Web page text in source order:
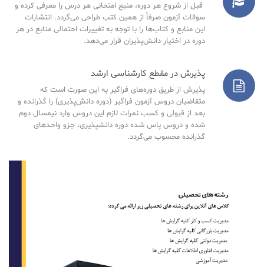
قبل از شروع هر دوره، منبع امتحانی هر درس را معرفی کرده و
سوالات آزمون صرفاً از همین کتب طراحی می‌گردد. انتشارات
این منابع و کتاب‌ها را با توجه به تغییرات احتمالی منابع در هر
دوره در اختیار دانش‌پذیران قرار می‌دهد.
پذیرش در مقطع کارشناسی ارشد
پذیرش از طریق دوره‌های فراگیر به این صورت است که
متقاضیان دروس آزمون فراگیر (دوره دانش‌پذیری) را گذرانده و
بعد از قبولی و کسب نمرات لازم این دروس وارد نیمسال دوم
شده و دروس پاس شده دوره دانشپذیری، جزو واحدهای
گذرانده محسوب می‌گردد.